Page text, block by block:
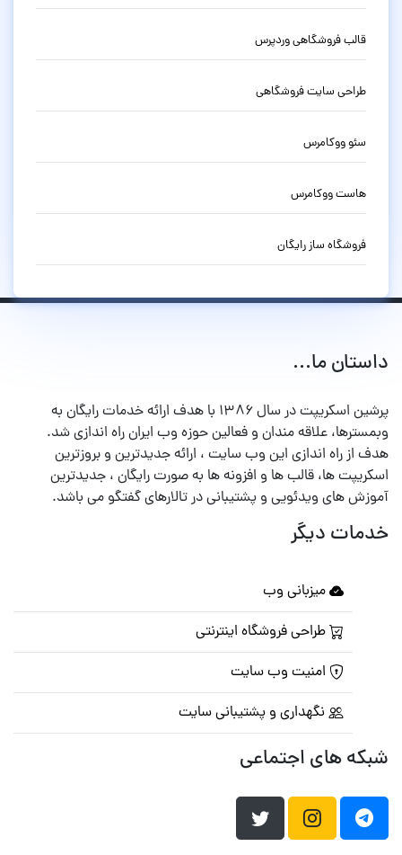
قالب فروشگاهی وردپرس
طراحی سایت فروشگاهی
سئو ووکامرس
هاست ووکامرس
فروشگاه ساز رایگان
داستان ما...
پرشین اسکریپت در سال ۱۳۸۶ با هدف ارائه خدمات رایگان به
وبمسترها، علاقه مندان و فعالین حوزه وب ایران راه اندازی شد.
هدف از راه اندازی این وب سایت ، ارائه جدیدترین و بروزترین
اسکریپت ها، قالب ها و افزونه ها به صورت رایگان ، جدیدترین
آموزش های ویدئویی و پشتیبانی در تالارهای گفتگو می باشد.
خدمات دیگر
میزبانی وب
طراحی فروشگاه اینترنتی
امنیت وب سایت
نگهداری و پشتیبانی سایت
شبکه های اجتماعی